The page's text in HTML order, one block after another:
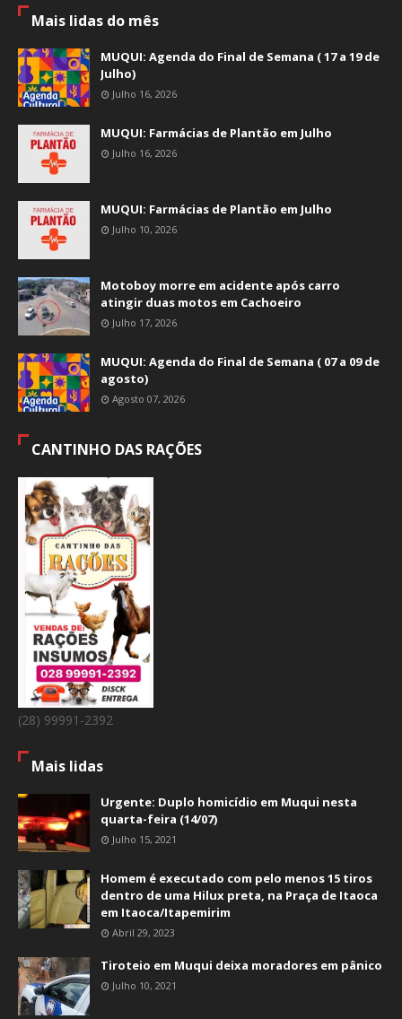
Mais lidas do mês
MUQUI: Agenda do Final de Semana ( 17 a 19 de
Julho)
Julho 16, 2026
MUQUI: Farmácias de Plantão em Julho
Julho 16, 2026
MUQUI: Farmácias de Plantão em Julho
Julho 10, 2026
Motoboy morre em acidente após carro
atingir duas motos em Cachoeiro
Julho 17, 2026
MUQUI: Agenda do Final de Semana ( 07 a 09 de
agosto)
Agosto 07, 2026
CANTINHO DAS RAÇÕES
(28) 99991-2392
Mais lidas
Urgente: Duplo homicídio em Muqui nesta
quarta-feira (14/07)
Julho 15, 2021
Homem é executado com pelo menos 15 tiros
dentro de uma Hilux preta, na Praça de Itaoca
em Itaoca/Itapemirim
Abril 29, 2023
Tiroteio em Muqui deixa moradores em pânico
Julho 10, 2021